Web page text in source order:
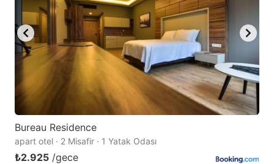
Bureau Residence
apart otel · 2 Misafir · 1 Yatak Odası
₺2.925 /gece